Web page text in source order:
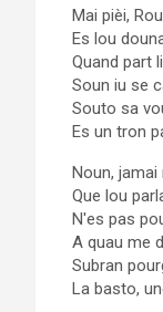
Mai pièi,
Es lou
Quand part
Soun iu se
Souto sa
Es un tron
Noun,
Que lou
N'es pas
A quau me
Subran
La basto,